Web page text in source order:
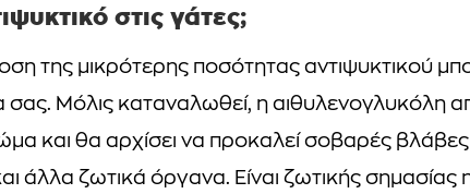
στις γάτες;
της μικρότερης ποσότητας αντιψυκτικού
σας. Μόλις καταναλωθεί, η αιθυλενογλυκόλη
και θα αρχίσει να προκαλεί σοβαρές
άλλα ζωτικά όργανα. Είναι ζωτικής σημασίας